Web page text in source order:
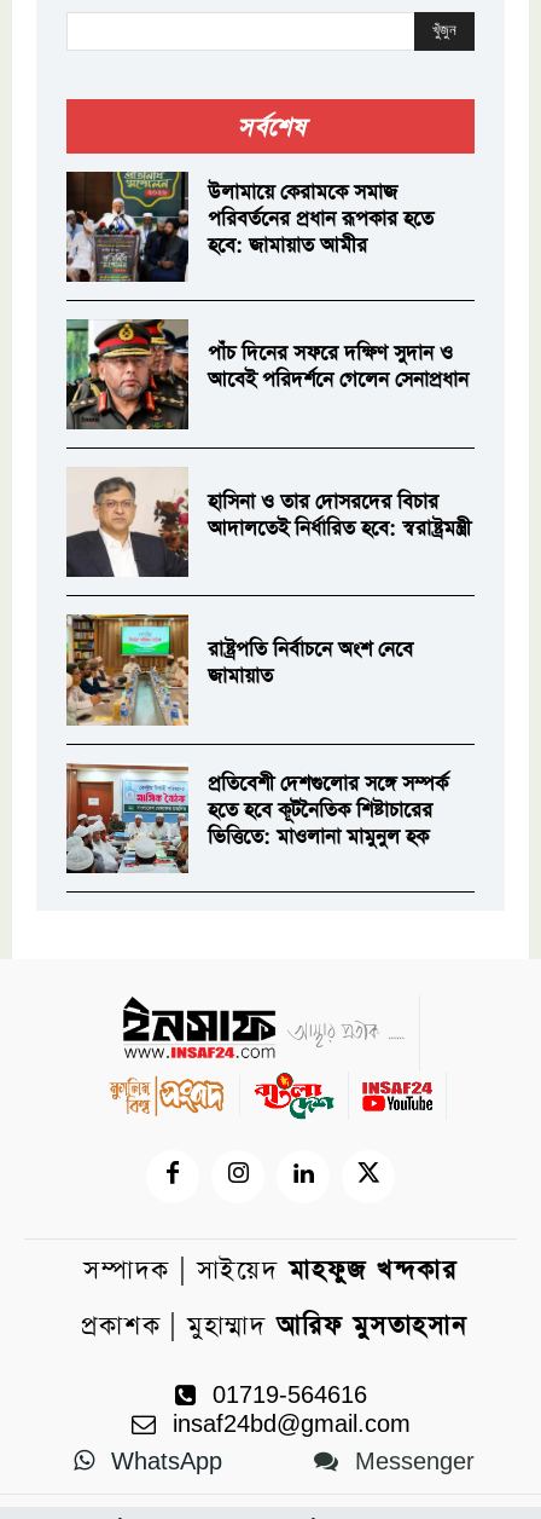
খুঁজুন
সর্বশেষ
উলামায়ে কেরামকে সমাজ
পরিবর্তনের প্রধান রূপকার হতে
হবে: জামায়াত আমীর
পাঁচ দিনের সফরে দক্ষিণ সুদান ও
আবেই পরিদর্শনে গেলেন সেনাপ্রধান
হাসিনা ও তার দোসরদের বিচার
আদালতেই নির্ধারিত হবে: স্বরাষ্ট্রমন্ত্রী
রাষ্ট্রপতি নির্বাচনে অংশ নেবে
জামায়াত
প্রতিবেশী দেশগুলোর সঙ্গে সম্পর্ক
হতে হবে কূটনৈতিক শিষ্টাচারের
ভিত্তিতে: মাওলানা মামুনুল হক
সম্পাদক | সাইয়েদমাহফুজ খন্দকার
প্রকাশক | মুহাম্মাদআরিফ মুসতাহসান
01719-564616
insaf24bd@gmail.com
WhatsApp
Messenger